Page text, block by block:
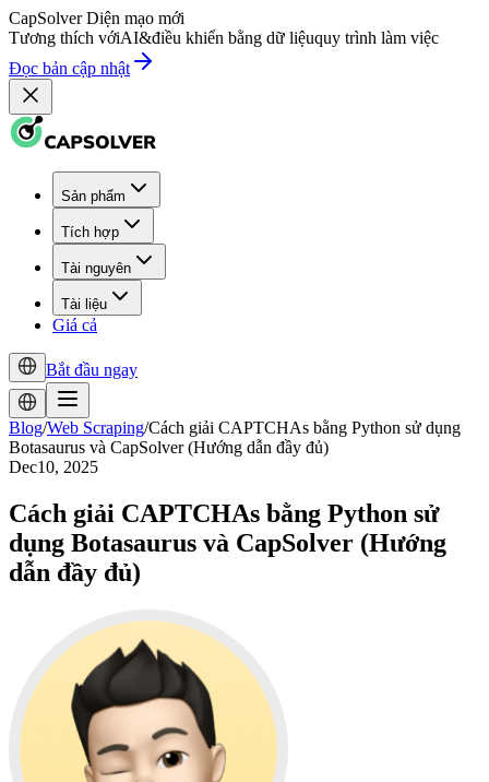
CapSolver Diện mạo mới
Tương thích vớiAI&điều khiển bằng dữ liệuquy trình làm việc
Đọc bản cập nhật
Sản phẩm
Tích hợp
Tài nguyên
Tài liệu
Giá cả
Bắt đầu ngay
Blog/Web Scraping/Cách giải CAPTCHAs bằng Python sử dụng
Botasaurus và CapSolver (Hướng dẫn đầy đủ)
Dec10, 2025
Cách giải CAPTCHAs bằng Python sử
dụng Botasaurus và CapSolver (Hướng
dẫn đầy đủ)